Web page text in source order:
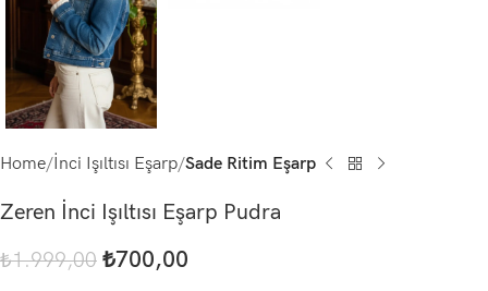
Home İnci Işıltısı Eşarp Sade Ritim Eşarp
Zeren İnci Işıltısı Eşarp Pudra
₺1.999,00 ₺700,00